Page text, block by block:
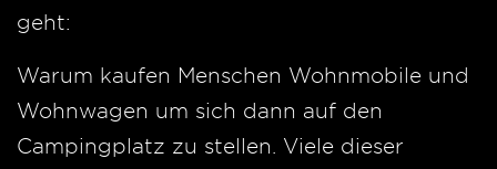
geht:
Warum kaufen Menschen Wohnmobile und
Wohnwagen um sich dann auf den
Campingplatz zu stellen. Viele dieser